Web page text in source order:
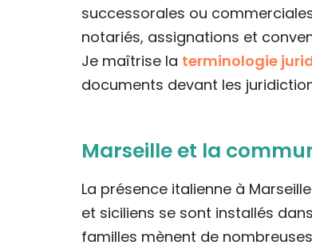
successorales ou
notariés, assignations et
Je maîtrise la terminologie
documents devant les
Marseille et la
La présence italienne à
et siciliens se sont installés
familles mènent de